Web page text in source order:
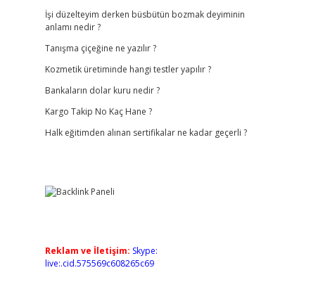
İşi düzelteyim derken büsbütün bozmak deyiminin
anlamı nedir ?
Tanışma çiçeğine ne yazılır ?
Kozmetik üretiminde hangi testler yapılır ?
Bankaların dolar kuru nedir ?
Kargo Takip No Kaç Hane ?
Halk eğitimden alınan sertifikalar ne kadar geçerli ?
Reklam ve İletişim: Skype:
live:.cid.575569c608265c69